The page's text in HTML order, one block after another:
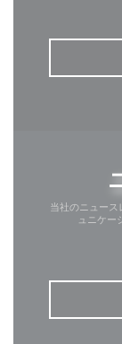
当社のニュース
ュニケー